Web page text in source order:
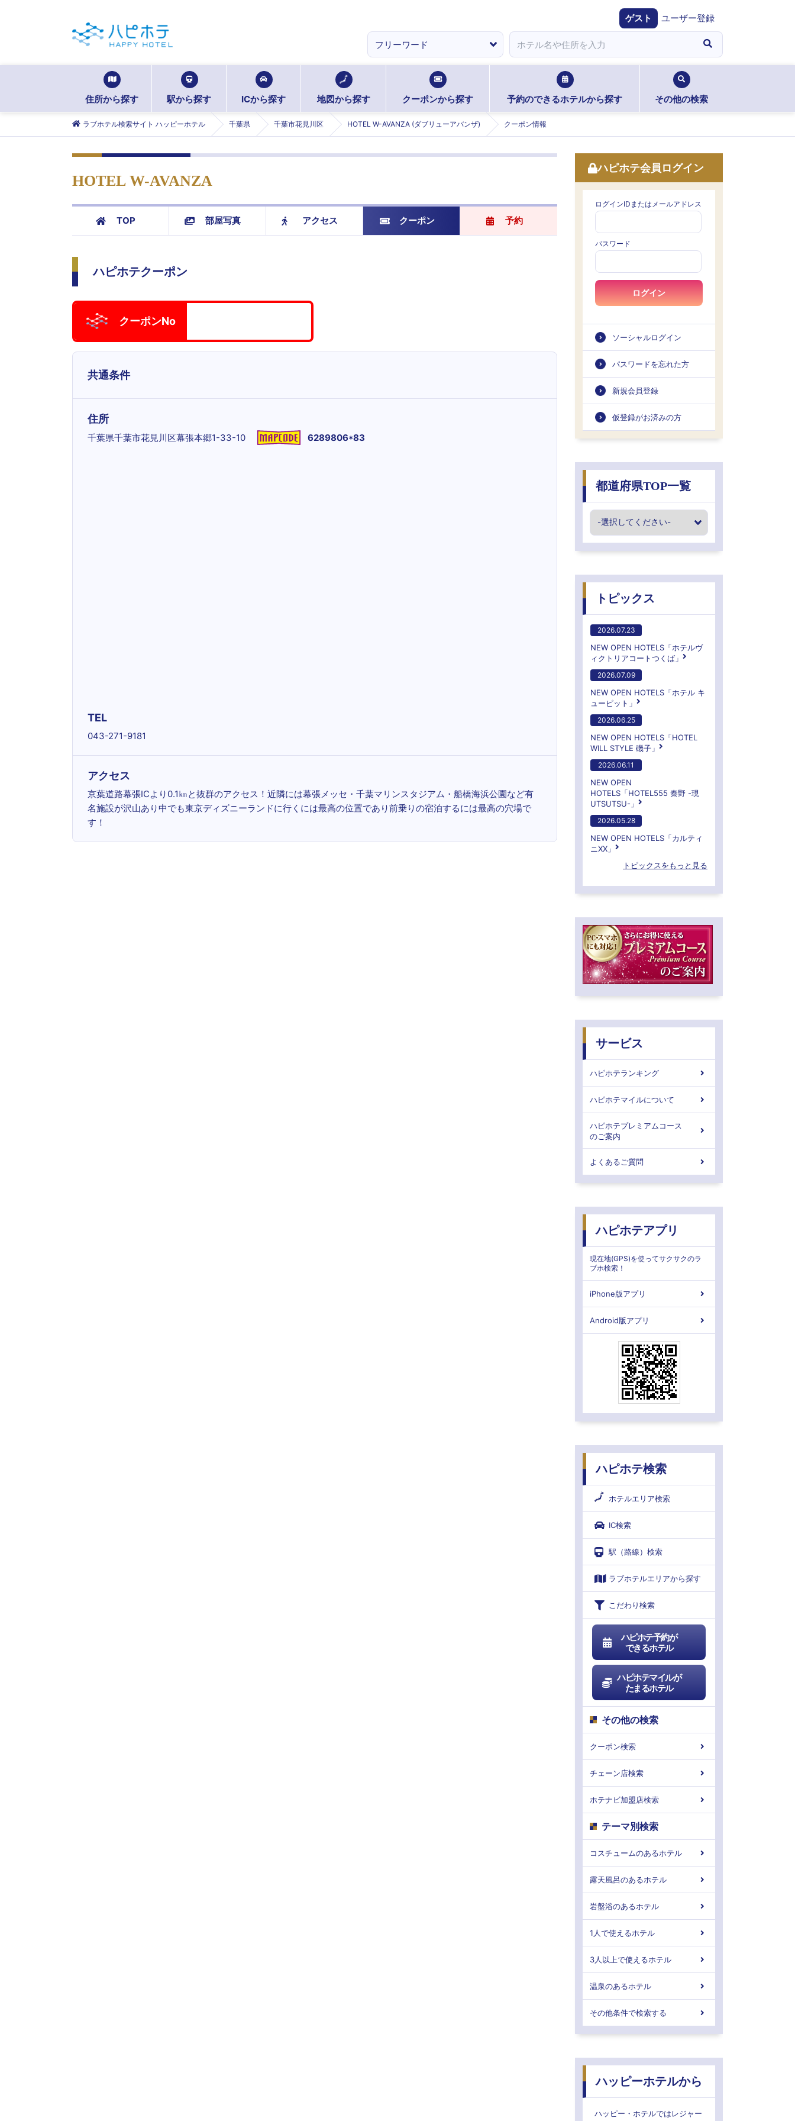
ゲスト ユーザー登録
住所から探す 駅から探す ICから探す 地図から探す クーポンから探す 予約のできるホテルから探す その他の検索
ラブホテル検索サイト ハッピーホテル 千葉県 千葉市花見川区 HOTEL W-AVANZA (ダブリューアバンザ) クーポン情報
HOTEL W-AVANZA
TOP 部屋写真 アクセス クーポン 予約
ハピホテクーポン
クーポンNo
共通条件
住所
千葉県千葉市花見川区幕張本郷1-33-10 6289806*83
TEL
043-271-9181
アクセス
京葉道路幕張ICより0.1㎞と抜群のアクセス！近隣には幕張メッセ・千葉マリンスタジアム・船橋海浜公園など有
名施設が沢山あり中でも東京ディズニーランドに行くには最高の位置であり前乗りの宿泊するには最高の穴場で
す！
ハピホテ会員ログイン
ログインIDまたはメールアドレス
パスワード
ログイン
ソーシャルログイン
パスワードを忘れた方
新規会員登録
仮登録がお済みの方
都道府県TOP一覧
トピックス
2026.07.23
NEW OPEN HOTELS「ホテルヴ
ィクトリアコートつくば」
2026.07.09
NEW OPEN HOTELS「ホテル キ
ューピット」
2026.06.25
NEW OPEN HOTELS「HOTEL
WILL STYLE 磯子」
2026.06.11
NEW OPEN
HOTELS「HOTEL555 秦野 -現
UTSUTSU-」
2026.05.28
NEW OPEN HOTELS「カルティ
ニXX」
トピックスをもっと見る
サービス
ハピホテランキング
ハピホテマイルについて
ハピホテプレミアムコース
のご案内
よくあるご質問
ハピホテアプリ
現在地(GPS)を使ってサクサクのラ
ブホ検索！
iPhone版アプリ
Android版アプリ
ハピホテ検索
ホテルエリア検索
IC検索
駅（路線）検索
ラブホテルエリアから探す
こだわり検索
ハピホテ予約が
できるホテル
ハピホテマイルが
たまるホテル
その他の検索
クーポン検索
チェーン店検索
ホテナビ加盟店検索
テーマ別検索
コスチュームのあるホテル
露天風呂のあるホテル
岩盤浴のあるホテル
1人で使えるホテル
3人以上で使えるホテル
温泉のあるホテル
その他条件で検索する
ハッピーホテルから
ハッピー・ホテルではレジャー